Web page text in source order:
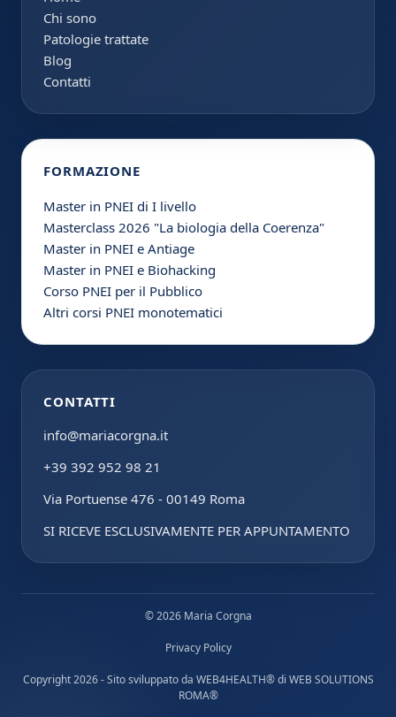
Chi sono
Patologie trattate
Blog
Contatti
FORMAZIONE
Master in PNEI di I livello
Masterclass 2026 "La biologia della Coerenza"
Master in PNEI e Antiage
Master in PNEI e Biohacking
Corso PNEI per il Pubblico
Altri corsi PNEI monotematici
CONTATTI
info@mariacorgna.it
+39 392 952 98 21
Via Portuense 476 - 00149 Roma
SI RICEVE ESCLUSIVAMENTE PER APPUNTAMENTO
© 2026 Maria Corgna
Privacy Policy
Copyright 2026 - Sito sviluppato da WEB4HEALTH®di WEB SOLUTIONS
ROMA®